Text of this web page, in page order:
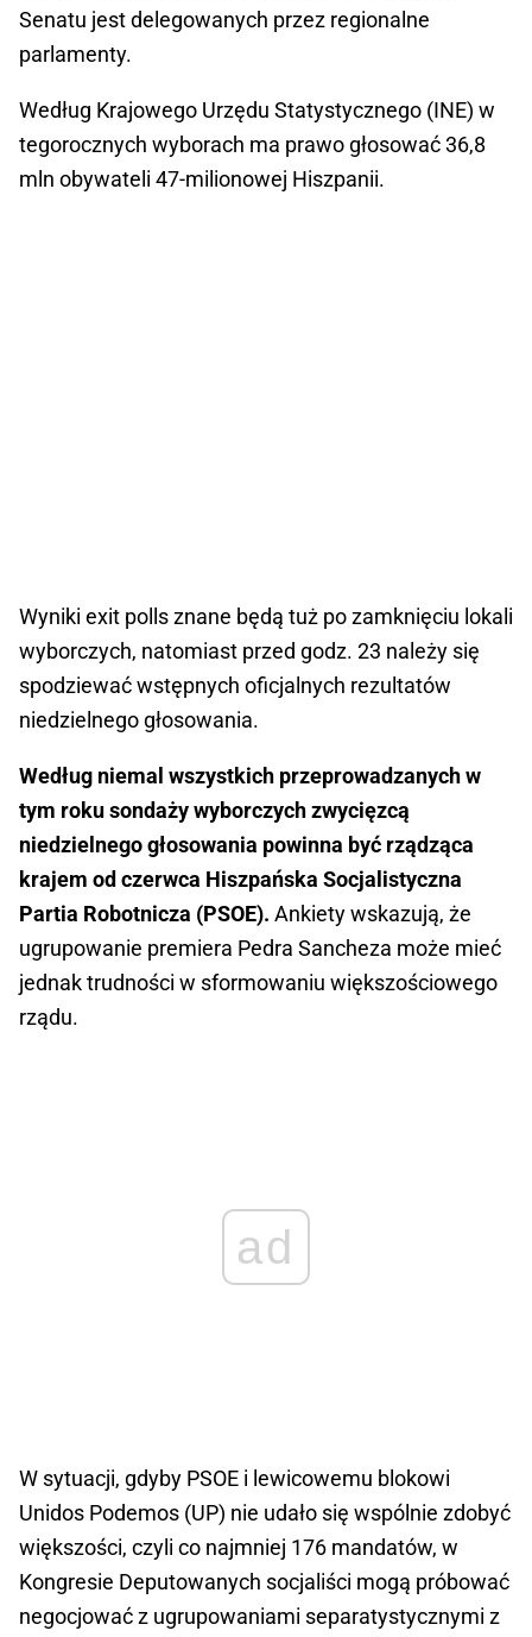
Senatu jest delegowanych przez regionalne
parlamenty.
Według Krajowego Urzędu Statystycznego (INE) w
tegorocznych wyborach ma prawo głosować 36,8
mln obywateli 47-milionowej Hiszpanii.
Wyniki exit polls znane będą tuż po zamknięciu lokali
wyborczych, natomiast przed godz. 23 należy się
spodziewać wstępnych oficjalnych rezultatów
niedzielnego głosowania.
Według niemal wszystkich przeprowadzanych w
tym roku sondaży wyborczych zwycięzcą
niedzielnego głosowania powinna być rządząca
krajem od czerwca Hiszpańska Socjalistyczna
Partia Robotnicza (PSOE). Ankiety wskazują, że
ugrupowanie premiera Pedra Sancheza może mieć
jednak trudności w sformowaniu większościowego
rządu.
ad
W sytuacji, gdyby PSOE i lewicowemu blokowi
Unidos Podemos (UP) nie udało się wspólnie zdobyć
większości, czyli co najmniej 176 mandatów, w
Kongresie Deputowanych socjaliści mogą próbować
negocjować z ugrupowaniami separatystycznymi z